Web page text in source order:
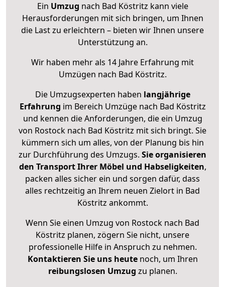
Ein Umzug nach Bad Köstritz kann viele
Herausforderungen mit sich bringen, um Ihnen
die Last zu erleichtern – bieten wir Ihnen unsere
Unterstützung an.
Wir haben mehr als 14 Jahre Erfahrung mit
Umzügen nach Bad Köstritz.
Die Umzugsexperten haben langjährige
Erfahrung im Bereich Umzüge nach Bad Köstritz
und kennen die Anforderungen, die ein Umzug
von Rostock nach Bad Köstritz mit sich bringt. Sie
kümmern sich um alles, von der Planung bis hin
zur Durchführung des Umzugs. Sie organisieren
den Transport Ihrer Möbel und Habseligkeiten,
packen alles sicher ein und sorgen dafür, dass
alles rechtzeitig an Ihrem neuen Zielort in Bad
Köstritz ankommt.
Wenn Sie einen Umzug von Rostock nach Bad
Köstritz planen, zögern Sie nicht, unsere
professionelle Hilfe in Anspruch zu nehmen.
Kontaktieren Sie uns heutenoch, um Ihren
reibungslosen Umzug zu planen.